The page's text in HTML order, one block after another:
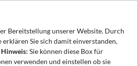
Bereitstellung unserer Website. Durch
Sie sich damit einverstanden,
Hinweis: Sie können diese Box für
verwenden und einstellen ob sie